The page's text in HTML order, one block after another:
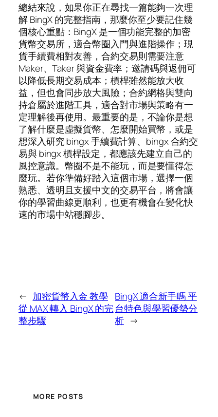
總結來說，如果你正在尋找一篇能夠一次理
解 BingX 的完整指南，那麼你至少要記住幾
個核心重點：BingX 是一個功能完整的加密
貨幣交易所，適合幣圈入門與進階操作；現
貨手續費相對友善，合約交易則需要注意
Maker、Taker 與資金費率；邀請碼與返佣可
以降低長期交易成本；槓桿雖然能放大收
益，但也會同步放大風險；合約網格與雙向
持倉屬於進階工具，適合對市場與策略有一
定理解後再使用。最重要的是，不論你是想
了解什麼是虛擬貨幣、怎麼開始買幣，或是
想深入研究 bingx 手續費計算、bingx 合約交
易與 bingx 槓桿設定，都應該先建立自己的
風控意識。幣圈不是不能玩，而是要懂得怎
麼玩。若你準備好踏入這個市場，選擇一個
熟悉、透明且支援中文的交易平台，將會讓
你的學習曲線更順利，也更有機會在變化快
速的市場中站穩腳步。
← 加密貨幣入金 教學
從 MAX 轉入 BingX 的完
整步驟
BingX 適合新手嗎 平
台特色與學習優勢分
析 →
MORE POSTS